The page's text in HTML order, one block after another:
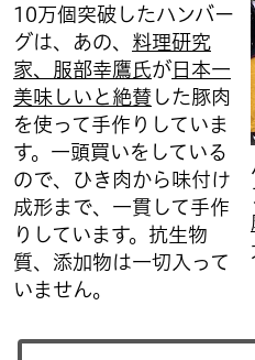
10万個突破したハンバー
グは、あの、 料理研究
家、服部幸鷹氏が日本一
美味しいと絶賛した豚肉
を使って手作りしていま
す。一頭買いをしている
ので、ひき肉から味付け
成形まで、一貫して手作
りしています。抗生物
質、添加物は一切入って
いません。